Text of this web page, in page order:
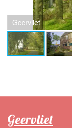
Geervliet
Geervliet